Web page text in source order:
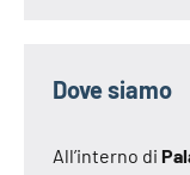
Dove siamo
All’interno di